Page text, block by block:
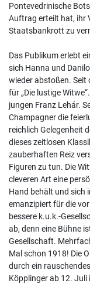
Pontevedrinische
Auftrag erteilt hat, ihr
Staatsbankrott zu
Das Publikum erlebt
sich Hanna und
wieder abstoßen. Seit
für „Die lustige
jungen Franz Lehár.
Champagner die
reichlich Gelegenheit
dieses zeitlosen
zauberhaften Reiz
Figuren zu tun. Die
cleveren Art eine
Hand behält und sich
emanzipiert für die
bessere k.u.k.-
ab, denn eine Bühne
Gesellschaft.
Mal schon 1918! Die
durch ein
Köpplinger ab 12.